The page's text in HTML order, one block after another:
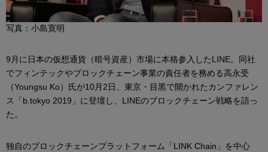
写真：小島寛明
9月に日本の仮想通貨（暗号資産）市場に本格参入したLINE。同社
でフィンテックやブロックチェーン事業の責任者を務める高永受
（Youngsu Ko）氏が10月2日、東京・目黒で開かれたカンファレン
ス「b.tokyo 2019」に登壇し、LINEのブロックチェーン戦略を語っ
た。
独自のブロックチェーンプラットフォーム「LINK Chain」を中心